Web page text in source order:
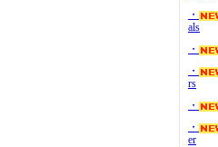
・
als
・
・
rs
・
・
er